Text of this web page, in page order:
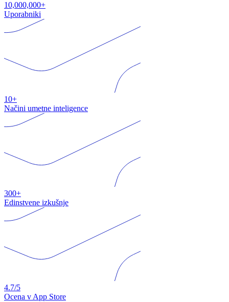
10,000,000+
Uporabniki
10+
Načini umetne inteligence
300+
Edinstvene izkušnje
4.7/5
Ocena v App Store